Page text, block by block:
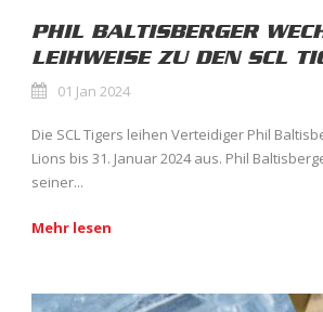
PHIL BALTISBERGER
LEIHWEISE ZU DEN SCL
01 Jan 2024
Die SCL Tigers leihen Verteidiger Phil
Lions bis 31. Januar 2024 aus. Phil
seiner...
Mehr lesen